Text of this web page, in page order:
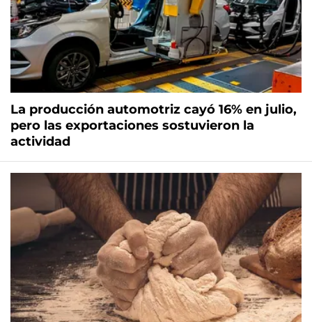
La producción automotriz cayó 16% en julio,
pero las exportaciones sostuvieron la
actividad